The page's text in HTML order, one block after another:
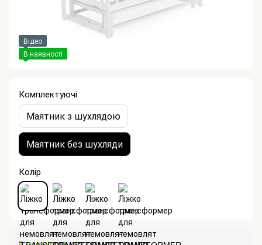
Відео
В наявності
Комплектуючі
Маятник з шухлядою
Маятник без шухляди
Колір